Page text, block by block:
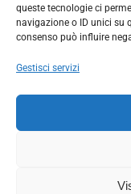
queste tecnologie ci
navigazione o ID unici su
consenso può influire
Gestisci servizi
adottate
La Società ha inoltre